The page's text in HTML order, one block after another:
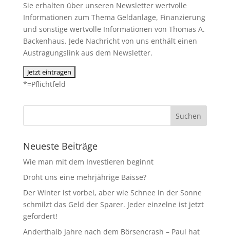
Sie erhalten über unseren Newsletter wertvolle
Informationen zum Thema Geldanlage, Finanzierung
und sonstige wertvolle Informationen von Thomas A.
Backenhaus. Jede Nachricht von uns enthält einen
Austragungslink aus dem Newsletter.
*=Pflichtfeld
Neueste Beiträge
Wie man mit dem Investieren beginnt
Droht uns eine mehrjährige Baisse?
Der Winter ist vorbei, aber wie Schnee in der Sonne
schmilzt das Geld der Sparer. Jeder einzelne ist jetzt
gefordert!
Anderthalb Jahre nach dem Börsencrash – Paul hat